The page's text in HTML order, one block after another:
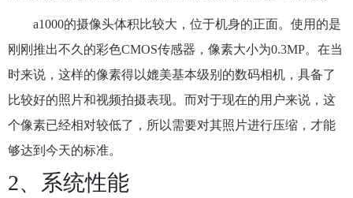
a1000的摄像头体积比较大，位于机身的正面。使用的是
刚刚推出不久的彩色CMOS传感器，像素大小为0.3MP。在当
时来说，这样的像素得以媲美基本级别的数码相机，具备了
比较好的照片和视频拍摄表现。而对于现在的用户来说，这
个像素已经相对较低了，所以需要对其照片进行压缩，才能
够达到今天的标准。
2、系统性能